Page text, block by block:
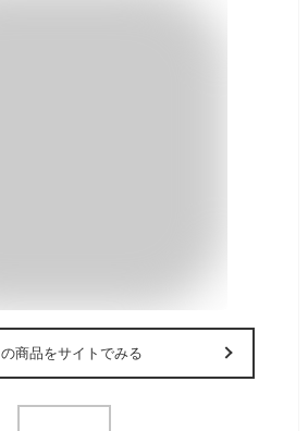
の商品をサイトでみる